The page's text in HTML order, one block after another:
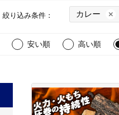
絞り込み条件： カレー
安い順 高い順